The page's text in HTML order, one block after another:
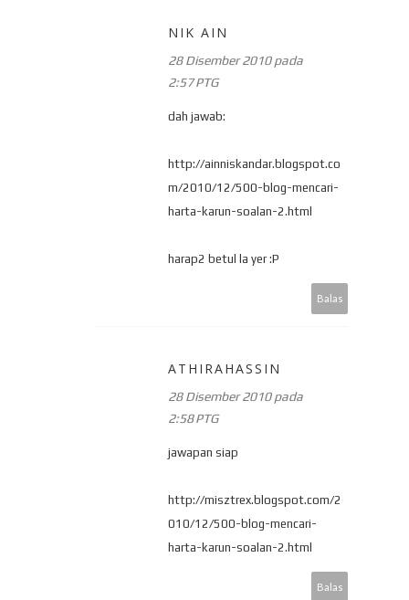
NIK AIN
28 Disember 2010 pada
2:57 PTG
dah jawab:
http://ainniskandar.blogspot.co
m/2010/12/500-blog-mencari-
harta-karun-soalan-2.html
harap2 betul la yer :P
Balas
ATHIRAHASSIN
28 Disember 2010 pada
2:58 PTG
jawapan siap
http://misztrex.blogspot.com/2
010/12/500-blog-mencari-
harta-karun-soalan-2.html
Balas